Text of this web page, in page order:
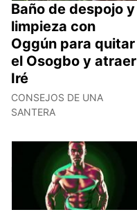
Baño de despojo y
limpieza con
Oggún para quitar
el Osogbo y atraer
Iré
CONSEJOS DE UNA
SANTERA